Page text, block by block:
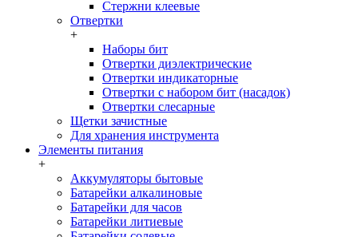
Стержни клеевые
Отвертки
+
Наборы бит
Отвертки диэлектрические
Отвертки индикаторные
Отвертки с набором бит (насадок)
Отвертки слесарные
Щетки зачистные
Для хранения инструмента
Элементы питания
+
Аккумуляторы бытовые
Батарейки алкалиновые
Батарейки для часов
Батарейки литиевые